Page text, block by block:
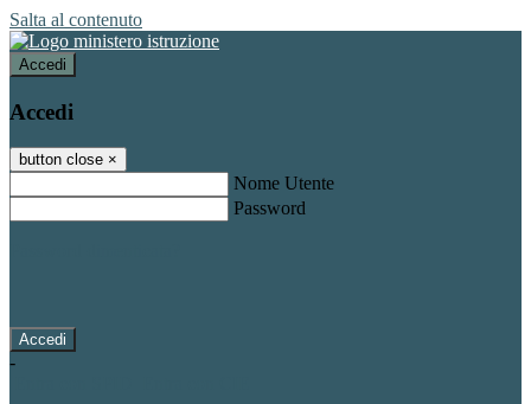
Salta al contenuto
Accedi
Accedi
button close ×
Nome Utente
Password
-